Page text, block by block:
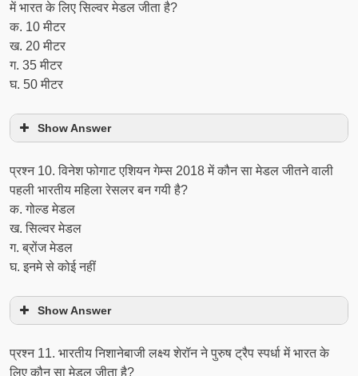
में भारत के लिए सिल्वर मेडल जीता है?
क. 10 मीटर
ख. 20 मीटर
ग. 35 मीटर
घ. 50 मीटर
Show Answer
प्रश्‍न 10. विनेश फोगाट एशियन गेम्स 2018 में कौन सा मेडल जीतने वाली
पहली भारतीय महिला रेसलर बन गयी है?
क. गोल्ड मेडल
ख. सिल्वर मेडल
ग. ब्रोंज मेडल
घ. इनमे से कोई नहीं
Show Answer
प्रश्‍न 11. भारतीय निशानेबाजी लक्ष्य शेरॉन ने पुरुष ट्रैप स्पर्धा में भारत के
लिए कौन सा मेडल जीता है?